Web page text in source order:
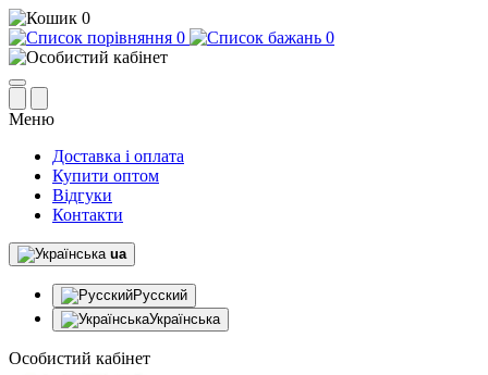
0
0
0
Меню
Доставка і оплата
Купити оптом
Відгуки
Контакти
ua
Русский
Українська
Особистий кабінет